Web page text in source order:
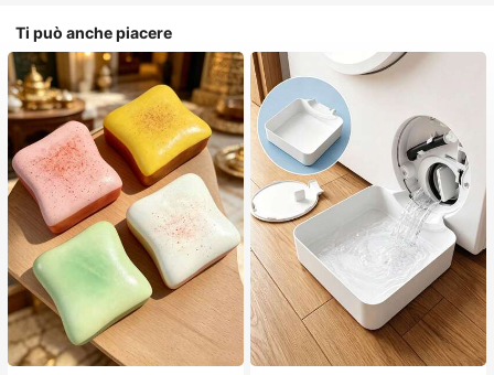
Ti può anche piacere